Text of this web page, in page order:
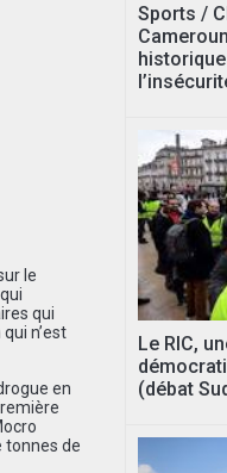
le
qui
n’est
en
tonnes de
Sports /
Le RIC,
(débat